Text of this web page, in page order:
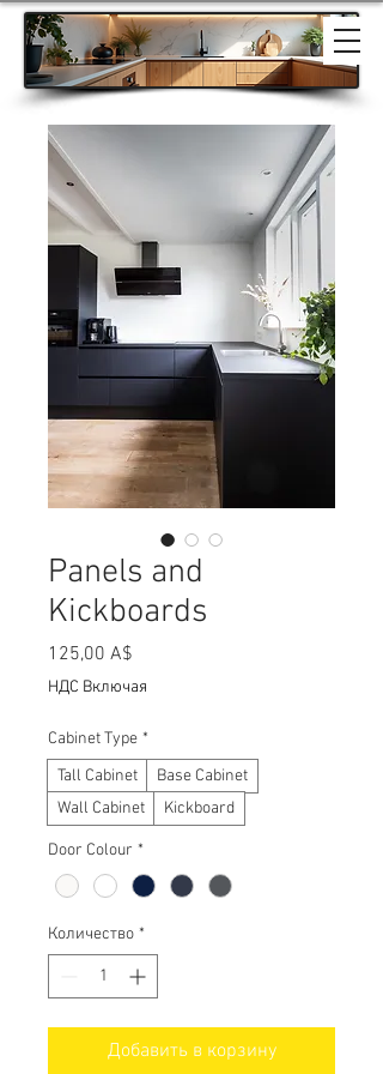
Panels and
Kickboards
125,00 A$
НДС Включая
Cabinet Type *
Tall Cabinet
Base Cabinet
Wall Cabinet
Kickboard
Door Colour *
Количество *
Добавить в корзину